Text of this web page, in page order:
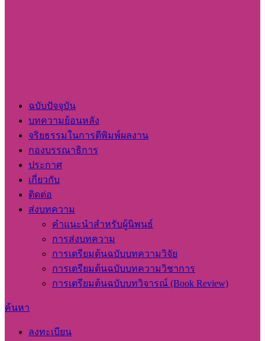
ฉบับปัจจุบัน
บทความย้อนหลัง
จริยธรรมในการตีพิมพ์ผลงาน
กองบรรณาธิการ
ประกาศ
เกี่ยวกับ
ติดต่อ
ส่งบทความ
คำแนะนำสำหรับผู้นิพนธ์
การส่งบทความ
การเตรียมต้นฉบับบทความวิจัย
การเตรียมต้นฉบับบทความวิชาการ
การเตรียมต้นฉบับบทวิจารณ์ (Book Review)
ค้นหา
ลงทะเบียน